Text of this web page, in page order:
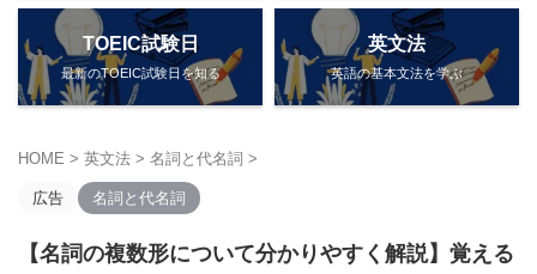
TOEIC試験日
最新のTOEIC試験日を知る
英文法
英語の基本文法を学ぶ
HOME > 英文法 > 名詞と代名詞 >
広告 名詞と代名詞
【名詞の複数形について分かりやすく解説】覚える